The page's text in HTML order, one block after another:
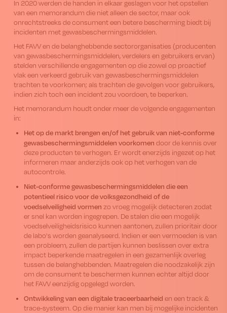
In 2020 werden de handen in elkaar geslagen voor het opstellen
van een memorandum die niet alleen de sector, maar ook
onrechtstreeks de consument een betere bescherming biedt bij
incidenten met gewasbeschermingsmiddelen.
Het FAVV en de belanghebbende sectororganisaties (producenten
van gewasbeschermingsmiddelen, verdelers en gebruikers ervan)
stelden verschillende engagementen op die zowel op proactief
vlak een verkeerd gebruik van gewasbeschermingsmiddelen
trachten te voorkomen; als trachten de gevolgen voor gebruikers,
indien zich toch een incident zou voordoen, te beperken.
Het memorandum houdt onder meer de volgende engagementen
in:
Het op de markt brengen en/of het gebruik van niet-conforme
gewasbeschermingsmiddelen voorkomen door de kennis over
deze producten te verhogen. Er wordt enerzijds ingezet op het
informeren maar anderzijds ook op het verhogen van de
autocontrole.
Niet-conforme gewasbeschermingsmiddelen die een
potentieel risico voor de volksgezondheid of de
voedselveiligheid vormen zo vroeg mogelijk detecteren zodat
er snel kan worden ingegrepen. De stalen die een mogelijk
voedselveiligheidsrisico kunnen aantonen, zullen prioritair door
de labo's worden geanalyseerd. Indien er een vermoeden is van
een probleem, zullen de partijen kunnen beslissen over extra
impact beperkende maatregelen in een gezamenlijk overleg
tussen de belanghebbenden. Maatregelen die noodzakelijk zijn
om de consument te beschermen kunnen echter altijd door
het FAVV eenzijdig opgelegd worden.
Ontwikkeling van een digitale traceerbaarheid en een track &
trace-systeem. Op die manier kan men bij mogelijke incidenten